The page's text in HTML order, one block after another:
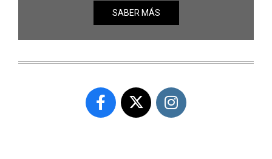
SABER MÁS